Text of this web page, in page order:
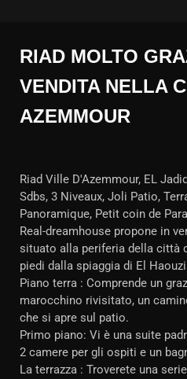
RIAD MOLTO
VENDITA NELLA
AZEMMOUR
Riad Ville D'Azemmour, EL
Sdbs, 3 Niveaux, Joli Patio,
Panoramique, Petit coin de
Real-dreamhouse propone in
situato alla periferia della città
piedi dalla spiaggia di El
Piano terra : Comprende un
marocchino rivisitato, un
che si apre sul patio.
Primo piano: Vi è una suite
2 camere per gli ospiti e un
La terrazza : Troverete una